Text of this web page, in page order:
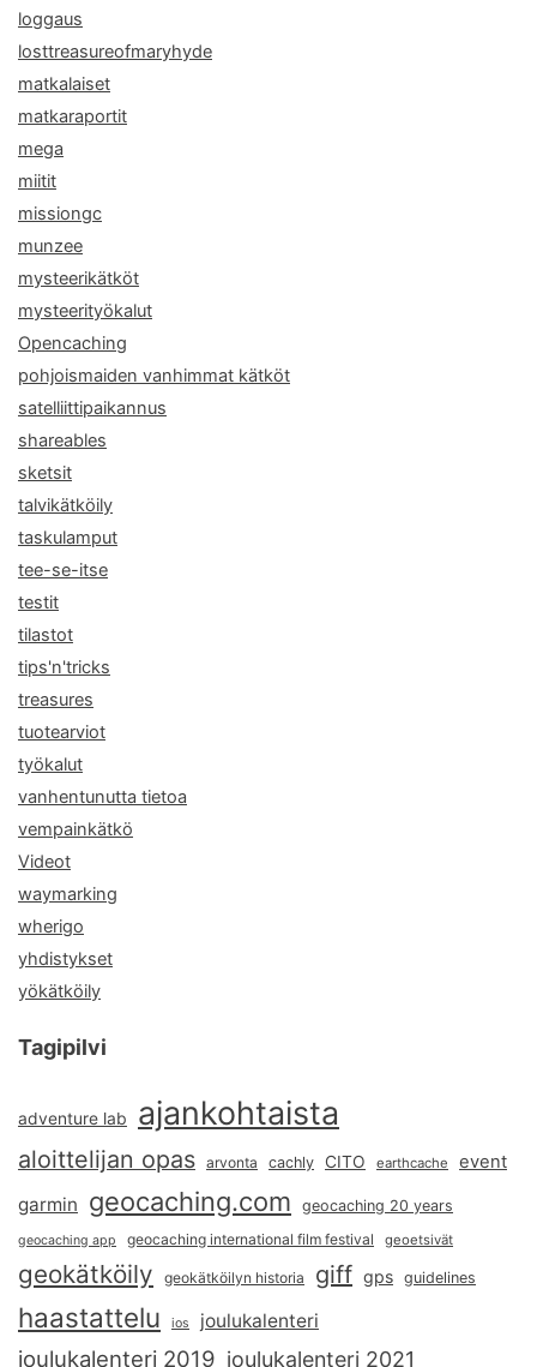
loggaus
losttreasureofmaryhyde
matkalaiset
matkaraportit
mega
miitit
missiongc
munzee
mysteerikätköt
mysteerityökalut
Opencaching
pohjoismaiden vanhimmat kätköt
satelliittipaikannus
shareables
sketsit
talvikätköily
taskulamput
tee-se-itse
testit
tilastot
tips'n'tricks
treasures
tuotearviot
työkalut
vanhentunutta tietoa
vempainkätkö
Videot
waymarking
wherigo
yhdistykset
yökätköily
Tagipilvi
adventure lab ajankohtaista
aloittelijan opas arvonta cachly CITO earthcache event
garmin geocaching.com geocaching 20 years
geocaching app geocaching international film festival geoetsivät
geokätköily geokätköilyn historia giff gps guidelines
haastattelu ios joulukalenteri
joulukalenteri 2019 joulukalenteri 2021